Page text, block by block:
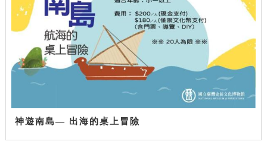
神遊南島— 出海的桌上冒險